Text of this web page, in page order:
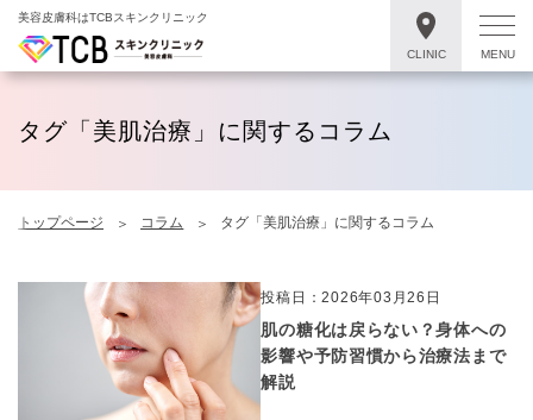
美容皮膚科はTCBスキンクリニック
タグ「美肌治療」に関するコラム
トップページ コラム タグ「美肌治療」に関するコラム
投稿日：2026年03月26日
肌の糖化は戻らない？身体への
影響や予防習慣から治療法まで
解説
CLINIC MENU